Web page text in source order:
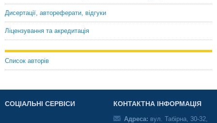
Дисертації, автореферати, відгуки
Ліцензування та акредитація
Список авторів
СОЦІАЛЬНІ СЕРВІСИ КОНТАКТНА ІНФОРМАЦІЯ
Адреса: вул. Табірна, 30-32,